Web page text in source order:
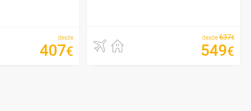
desde
407€
desde 637€
549€